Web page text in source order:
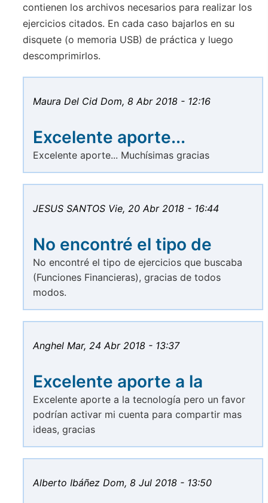
contienen los archivos necesarios para realizar los
ejercicios citados. En cada caso bajarlos en su
disquete (o memoria USB) de práctica y luego
descomprimirlos.
Maura Del Cid Dom, 8 Abr 2018 - 12:16
Excelente aporte...
Excelente aporte... Muchísimas gracias
JESUS SANTOS Vie, 20 Abr 2018 - 16:44
No encontré el tipo de
No encontré el tipo de ejercicios que buscaba
(Funciones Financieras), gracias de todos
modos.
Anghel Mar, 24 Abr 2018 - 13:37
Excelente aporte a la
Excelente aporte a la tecnología pero un favor
podrían activar mi cuenta para compartir mas
ideas, gracias
Alberto Ibáñez Dom, 8 Jul 2018 - 13:50